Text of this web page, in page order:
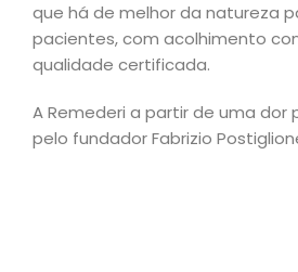
que há de melhor da natureza
pacientes, com acolhimento
qualidade certificada.
A Remederi a partir de uma dor
pelo fundador Fabrizio